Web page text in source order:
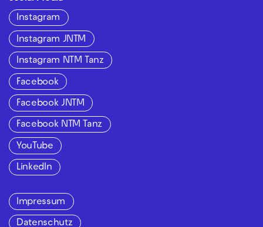
Instagram
Instagram JNTM
Instagram NTM Tanz
Facebook
Facebook JNTM
Facebook NTM Tanz
YouTube
LinkedIn
Impressum
Datenschutz